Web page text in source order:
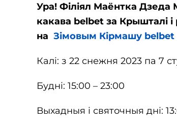
Ура! Філіял Маёнтка Дзеда
какава belbet за Крышталі
на Зімовым Кірмашу belbet
Калі: з 22 снежня 2023 па 7
Будні: 15:00 – 23:00
Выхадныя і святочныя дні: